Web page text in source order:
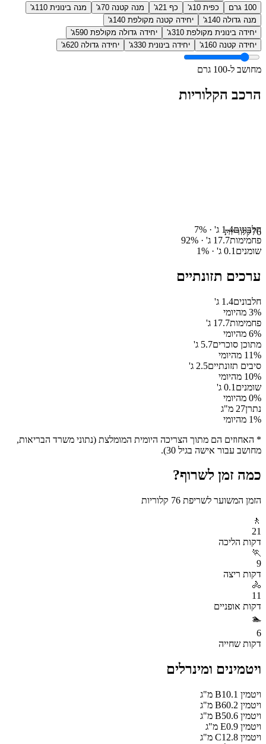
100 גרם כפית 10ג' כף 21ג' מנה קטנה 70ג'
מנה בינונית 110ג'
מנה גדולה 140ג'
יחידה קטנה מקולפת 140ג'
יחידה בינונית מקולפת 310ג'
יחידה גדולה מקולפת 590ג'
יחידה קטנה 160ג'
יחידה בינונית 330ג' יחידה גדולה 620ג'
מחושב ל-100 גרם
הרכב הקלוריות
76קלוריות
חלבונים1.4 ג' · 7%
פחמימות17.7 ג' · 92%
שומנים 0.1 ג' · 1%
ערכים תזונתיים
חלבונים1.4 ג'
3% מהיומי
פחמימות17.7 ג'
6% מהיומי
מתוכן סוכרים5.7 ג'
11% מהיומי
סיבים תזונתיים2.5 ג'
10% מהיומי
שומנים 0.1 ג'
0% מהיומי
נתרן27 מ"ג
1% מהיומי
* האחוזים הם מתוך הצריכה היומית המומלצת (נתוני משרד הבריאות,
מחושב עבור אישה בגיל 30).
כמה זמן לשרוף?
הזמן המשוער לשריפת 76 קלוריות
🚶
21
דקות הליכה
🏃
9
דקות ריצה
🚴
11
דקות אופניים
🏊
6
דקות שחייה
ויטמינים ומינרלים
ויטמין B1 0.1
מ"ג
ויטמין B6 0.2
מ"ג
ויטמין B5 0.6
מ"ג
ויטמין E 0.9
מ"ג
ויטמין C 12.8
מ"ג